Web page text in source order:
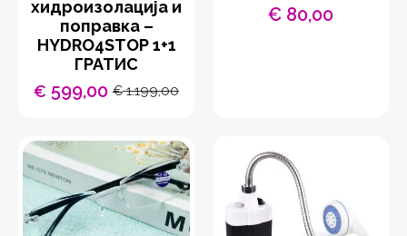
хидроизолација и
поправка –
HYDRO4STOP 1+1
ГРАТИС
€1.199,00
Original
was:
€ 1.199,00.
€ 599,00Current
is:
€ 599,00.
€ 80,00